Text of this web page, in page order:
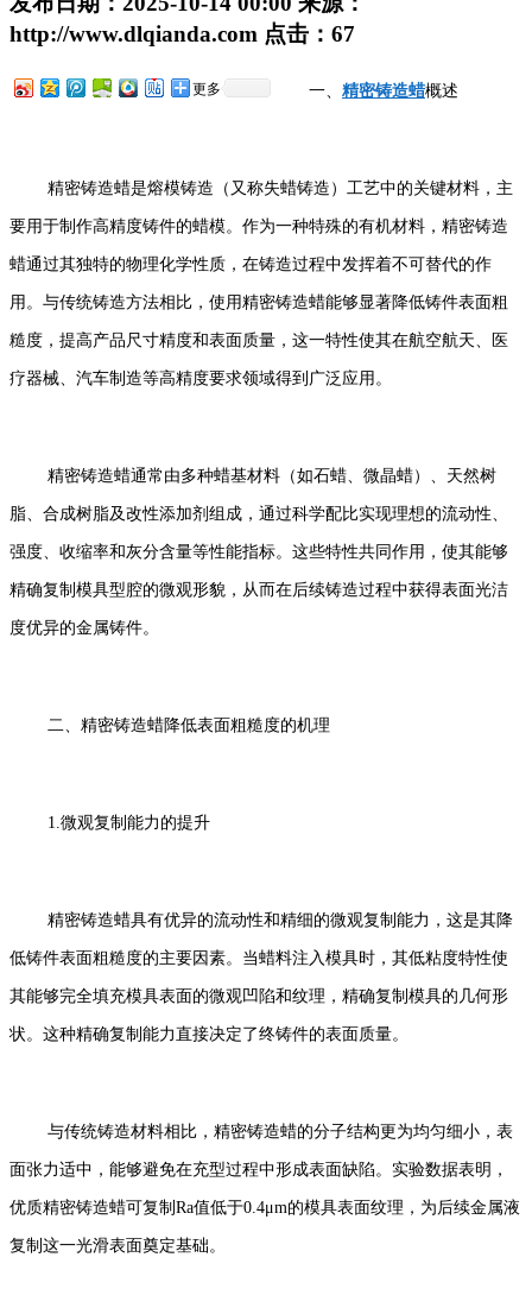
http://www.dlqianda.com 点击： 67
更多 一、 精密铸造蜡概述
精密铸造蜡是熔模铸造（又称失蜡铸造）工艺中的关键材料，主
要用于制作高精度铸件的蜡模。作为一种特殊的有机材料，精密铸造
蜡通过其独特的物理化学性质，在铸造过程中发挥着不可替代的作
用。与传统铸造方法相比，使用精密铸造蜡能够显著降低铸件表面粗
糙度，提高产品尺寸精度和表面质量，这一特性使其在航空航天、医
疗器械、汽车制造等高精度要求领域得到广泛应用。
精密铸造蜡通常由多种蜡基材料（如石蜡、微晶蜡）、天然树
脂、合成树脂及改性添加剂组成，通过科学配比实现理想的流动性、
强度、收缩率和灰分含量等性能指标。这些特性共同作用，使其能够
精确复制模具型腔的微观形貌，从而在后续铸造过程中获得表面光洁
度优异的金属铸件。
二、精密铸造蜡降低表面粗糙度的机理
1.微观复制能力的提升
精密铸造蜡具有优异的流动性和精细的微观复制能力，这是其降
低铸件表面粗糙度的主要因素。当蜡料注入模具时，其低粘度特性使
其能够完全填充模具表面的微观凹陷和纹理，精确复制模具的几何形
状。这种精确复制能力直接决定了终铸件的表面质量。
与传统铸造材料相比，精密铸造蜡的分子结构更为均匀细小，表
面张力适中，能够避免在充型过程中形成表面缺陷。实验数据表明，
优质精密铸造蜡可复制Ra值低于0.4μm的模具表面纹理，为后续金属液
复制这一光滑表面奠定基础。